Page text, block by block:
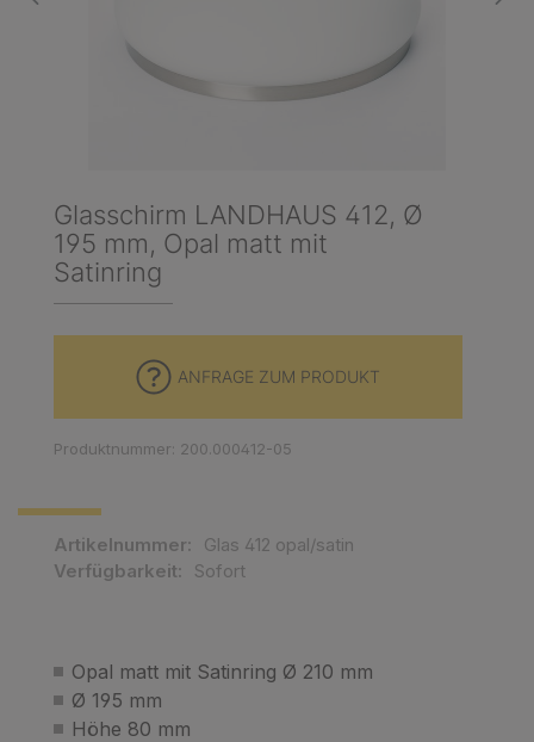
Glasschirm LANDHAUS 412, Ø
195 mm, Opal matt mit
Satinring
Opal matt mit Satinring Ø 210 mm
Ø 195 mm
Höhe 80 mm
Artikelnummer:
Glas 412 opal/satin
Verfügbarkeit:
Sofort
ANFRAGE ZUM PRODUKT
Produktnummer: 200.000412-05